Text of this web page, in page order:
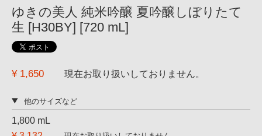
ゆきの美人 純米吟醸 夏吟醸しぼりたて
生 [H30BY] [720 mL]
¥ 1,650 現在お取り扱いしておりません。
他のサイズなど
1,800 mL